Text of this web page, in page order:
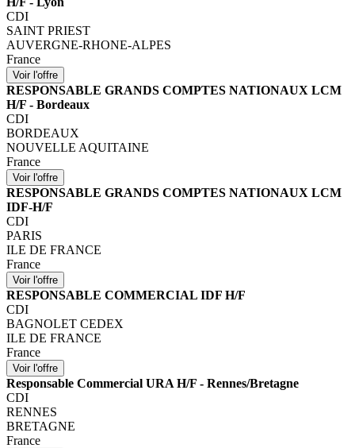
CDI
SAINT PRIEST
AUVERGNE-RHONE-ALPES
France
RESPONSABLE GRANDS COMPTES NATIONAUX LCM
H/F - Bordeaux
CDI
BORDEAUX
NOUVELLE AQUITAINE
France
RESPONSABLE GRANDS COMPTES NATIONAUX LCM
IDF-H/F
CDI
PARIS
ILE DE FRANCE
France
RESPONSABLE COMMERCIAL IDF H/F
CDI
BAGNOLET CEDEX
ILE DE FRANCE
France
Responsable Commercial URA H/F - Rennes/Bretagne
CDI
RENNES
BRETAGNE
France